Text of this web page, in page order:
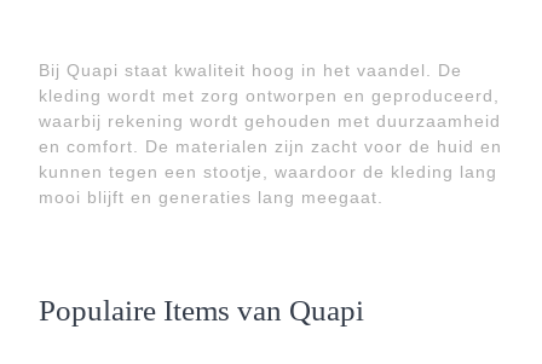
Bij Quapi staat kwaliteit hoog in het vaandel. De
kleding wordt met zorg ontworpen en geproduceerd,
waarbij rekening wordt gehouden met duurzaamheid
en comfort. De materialen zijn zacht voor de huid en
kunnen tegen een stootje, waardoor de kleding lang
mooi blijft en generaties lang meegaat.
Populaire Items van Quapi